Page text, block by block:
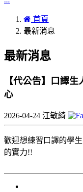
首頁
最新消息
最新消息
【代公告】口譯
心
2026-04-24 江敏綺
歡迎想練習口譯的學
的實力!!